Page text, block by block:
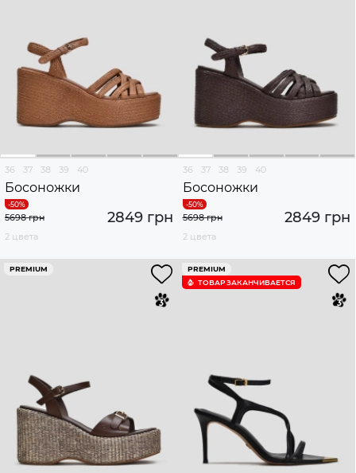
36 37 38 39 40
Босоножки
2849 грн
5698 грн
2 цвета
36 37 38 39 40
Босоножки
2849 грн
5698 грн
2 цвета
PREMIUM
PREMIUM
ТОВАР ЗАКАНЧИВАЕТСЯ